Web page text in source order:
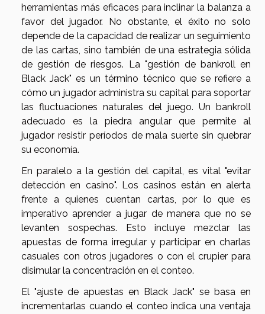
herramientas más eficaces para inclinar la balanza a
favor del jugador. No obstante, el éxito no solo
depende de la capacidad de realizar un seguimiento
de las cartas, sino también de una estrategia sólida
de gestión de riesgos. La "gestión de bankroll en
Black Jack" es un término técnico que se refiere a
cómo un jugador administra su capital para soportar
las fluctuaciones naturales del juego. Un bankroll
adecuado es la piedra angular que permite al
jugador resistir períodos de mala suerte sin quebrar
su economía.
En paralelo a la gestión del capital, es vital "evitar
detección en casino". Los casinos están en alerta
frente a quienes cuentan cartas, por lo que es
imperativo aprender a jugar de manera que no se
levanten sospechas. Esto incluye mezclar las
apuestas de forma irregular y participar en charlas
casuales con otros jugadores o con el crupier para
disimular la concentración en el conteo.
El "ajuste de apuestas en Black Jack" se basa en
incrementarlas cuando el conteo indica una ventaja